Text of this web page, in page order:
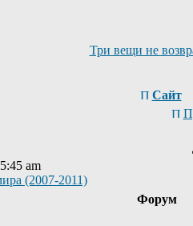
Три вещи не
Сайт
am
(2007-2011)
Форум